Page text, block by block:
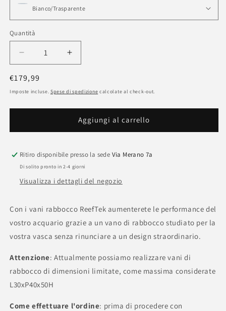
Quantità
Quantità
Diminuisci
quantità
per
Vano
per
di
Aumenta
quantità
Vano
per
acqua
di
Prezzo
di
€179,99
Imposte incluse. Spese di spedizione calcolate al check-out.
Aggiungi al carrello
Ritiro disponibile presso la sede Via Merano 7a
Di solito pronto in 2-4 giorni
Visualizza i dettagli del negozio
Con i vani rabbocco ReefTek aumenterete le performance del
vostro acquario grazie a un vano di rabbocco studiato per la
vostra vasca senza rinunciare a un design straordinario.
Attenzione: Attualmente possiamo realizzare vani di
rabbocco di dimensioni limitate, come massima considerate
L30xP40x50H
Come effettuare l'ordine: prima di procedere con